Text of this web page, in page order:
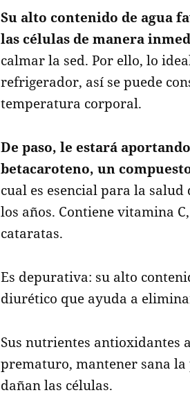
Su alto contenido de agua
las células de manera
calmar la sed. Por ello, lo
refrigerador, así se puede
temperatura corporal.
De paso, le estará
betacaroteno, un
cual es esencial para la
los años. Contiene vitamina
cataratas.
Es depurativa: su alto
diurético que ayuda a
Sus nutrientes antioxidantes
prematuro, mantener sana
dañan las células.